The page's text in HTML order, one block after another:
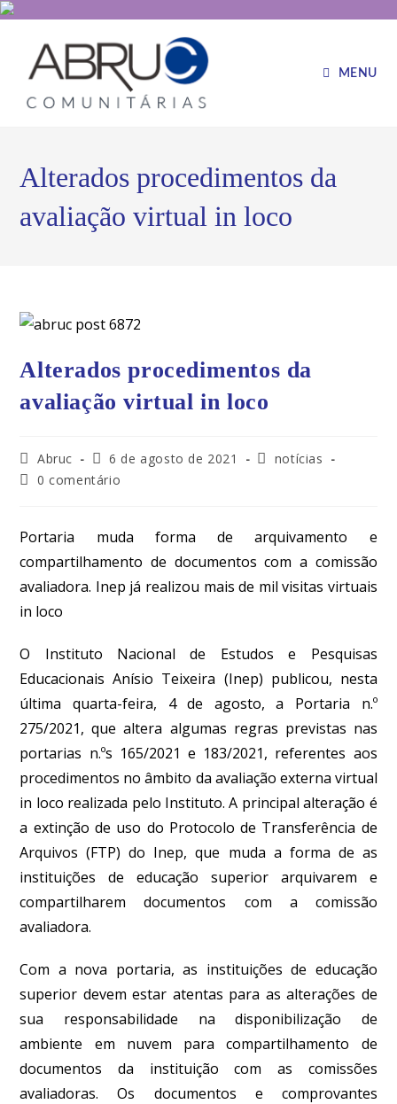
MENU
Alterados procedimentos da
avaliação virtual in loco
Alterados procedimentos da
avaliação virtual in loco
Abruc 6 de agosto de 2021
notícias
0 comentário
Portaria muda forma de arquivamento e
compartilhamento de documentos com a comissão
avaliadora. Inep já realizou mais de mil visitas virtuais
in loco
O Instituto Nacional de Estudos e Pesquisas
Educacionais Anísio Teixeira (Inep) publicou, nesta
última quarta-feira, 4 de agosto, a Portaria n.º
275/2021, que altera algumas regras previstas nas
portarias n.ºs 165/2021 e 183/2021, referentes aos
procedimentos no âmbito da avaliação externa virtual
in loco realizada pelo Instituto.A principal alteração é
a extinção de uso do Protocolo de Transferência de
Arquivos (FTP) do Inep, que muda a forma de as
instituições de educação superior arquivarem e
compartilharem documentos com a comissão
avaliadora.
Com a nova portaria, as instituições de educação
superior devem estar atentas para as alterações de
sua responsabilidade na disponibilização de
ambiente em nuvem para compartilhamento de
documentos da instituição com as comissões
avaliadoras. Os documentos e comprovantes